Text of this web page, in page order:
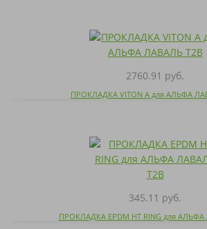
2760.91 руб.
ПРОКЛАДКА VITON A для АЛЬФА
345.11 руб.
ПРОКЛАДКА EPDM HT RING для АЛЬФА